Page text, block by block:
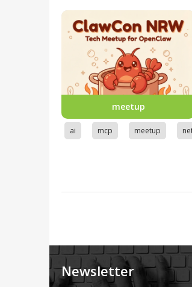
meetup
ai mcp meetup
Newsletter